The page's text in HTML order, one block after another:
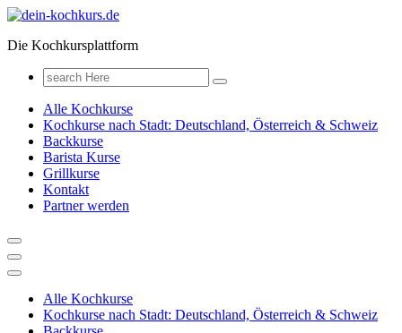
Zum
springen
Die Kochkursplattform
Search
for:
Alle Kochkurse
Kochkurse nach Stadt: Deutschland, Österreich & Schweiz
Backkurse
Barista Kurse
Grillkurse
Kontakt
Partner werden
Alle Kochkurse
Kochkurse nach Stadt: Deutschland, Österreich & Schweiz